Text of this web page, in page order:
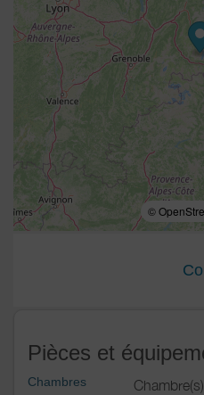
©
Pièces et
Chambres